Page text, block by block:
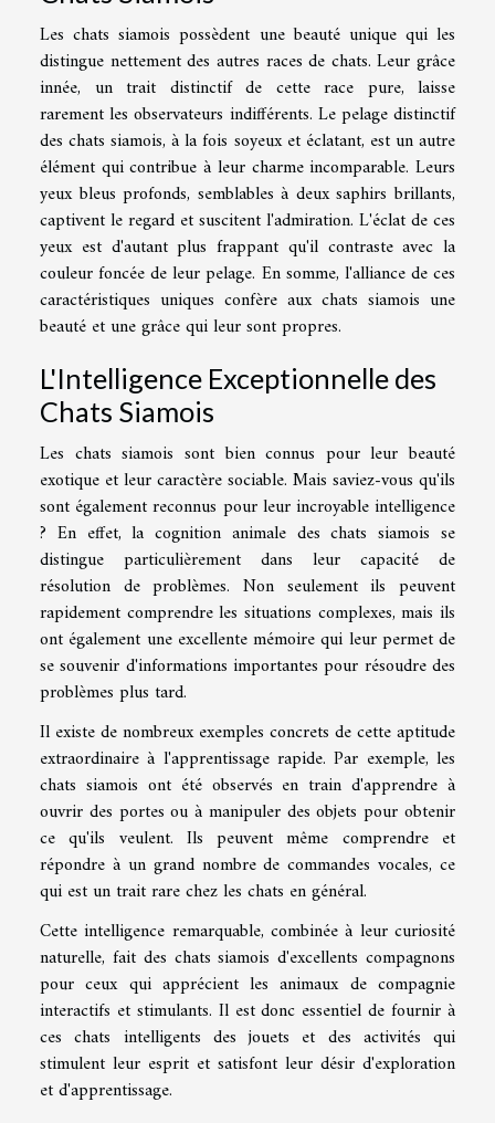
Les chats siamois possèdent une beauté unique qui les
distingue nettement des autres races de chats. Leur grâce
innée, un trait distinctif de cette race pure, laisse
rarement les observateurs indifférents. Le pelage distinctif
des chats siamois, à la fois soyeux et éclatant, est un autre
élément qui contribue à leur charme incomparable. Leurs
yeux bleus profonds, semblables à deux saphirs brillants,
captivent le regard et suscitent l'admiration. L'éclat de ces
yeux est d'autant plus frappant qu'il contraste avec la
couleur foncée de leur pelage. En somme, l'alliance de ces
caractéristiques uniques confère aux chats siamois une
beauté et une grâce qui leur sont propres.
L'Intelligence Exceptionnelle des
Chats Siamois
Les chats siamois sont bien connus pour leur beauté
exotique et leur caractère sociable. Mais saviez-vous qu'ils
sont également reconnus pour leur incroyable intelligence
? En effet, la cognition animale des chats siamois se
distingue particulièrement dans leur capacité de
résolution de problèmes. Non seulement ils peuvent
rapidement comprendre les situations complexes, mais ils
ont également une excellente mémoire qui leur permet de
se souvenir d'informations importantes pour résoudre des
problèmes plus tard.
Il existe de nombreux exemples concrets de cette aptitude
extraordinaire à l'apprentissage rapide. Par exemple, les
chats siamois ont été observés en train d'apprendre à
ouvrir des portes ou à manipuler des objets pour obtenir
ce qu'ils veulent. Ils peuvent même comprendre et
répondre à un grand nombre de commandes vocales, ce
qui est un trait rare chez les chats en général.
Cette intelligence remarquable, combinée à leur curiosité
naturelle, fait des chats siamois d'excellents compagnons
pour ceux qui apprécient les animaux de compagnie
interactifs et stimulants. Il est donc essentiel de fournir à
ces chats intelligents des jouets et des activités qui
stimulent leur esprit et satisfont leur désir d'exploration
et d'apprentissage.